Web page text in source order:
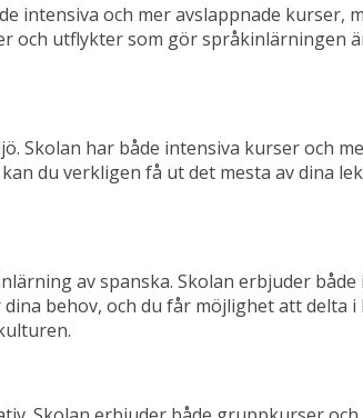
intensiva och mer avslappnade kurser,
och utflykter som gör språkinlärningen
Skolan har både intensiva kurser och
du verkligen få ut det mesta av dina
av spanska. Skolan erbjuder både
behov, och du får möjlighet att delta